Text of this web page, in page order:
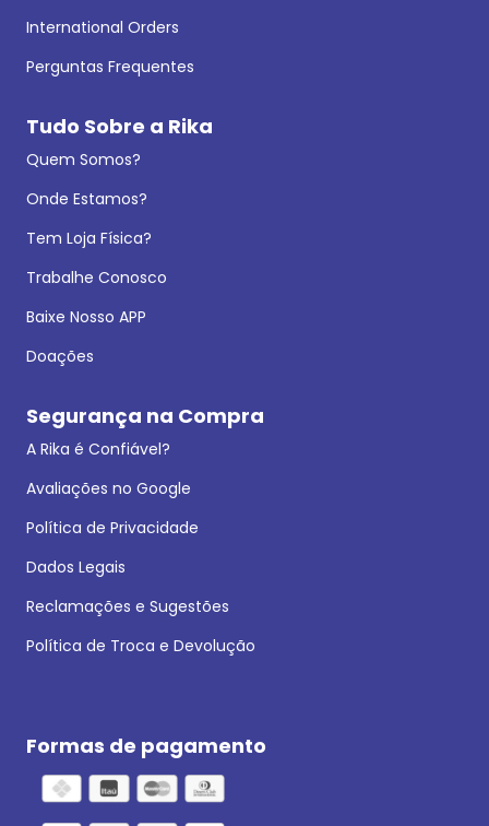
International Orders
Perguntas Frequentes
Tudo Sobre a Rika
Quem Somos?
Onde Estamos?
Tem Loja Física?
Trabalhe Conosco
Baixe Nosso APP
Doações
Segurança na Compra
A Rika é Confiável?
Avaliações no Google
Política de Privacidade
Dados Legais
Reclamações e Sugestões
Política de Troca e Devolução
Formas de pagamento